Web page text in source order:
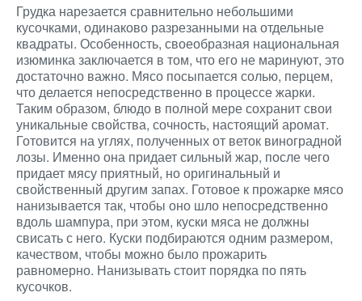
Грудка нарезается сравнительно небольшими
кусочками, одинаково разрезанными на отдельные
квадраты. Особенность, своеобразная национальная
изюминка заключается в том, что его не маринуют, это
достаточно важно. Мясо посыпается солью, перцем,
что делается непосредственно в процессе жарки.
Таким образом, блюдо в полной мере сохранит свои
уникальные свойства, сочность, настоящий аромат.
Готовится на углях, полученных от веток виноградной
лозы. Именно она придает сильный жар, после чего
придает мясу приятный, но оригинальный и
свойственный другим запах. Готовое к прожарке мясо
нанизывается так, чтобы оно шло непосредственно
вдоль шампура, при этом, куски мяса не должны
свисать с него. Куски подбираются одним размером,
качеством, чтобы можно было прожарить
равномерно. Нанизывать стоит порядка по пять
кусочков.